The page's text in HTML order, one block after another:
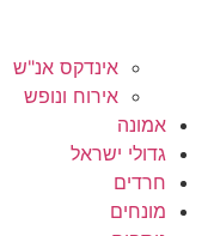
אינדקס אנ"ש
אירוח ונופש
אמונה
גדולי ישראל
חרדים
מונחים